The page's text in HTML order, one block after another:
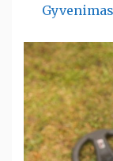
Gyvenimas